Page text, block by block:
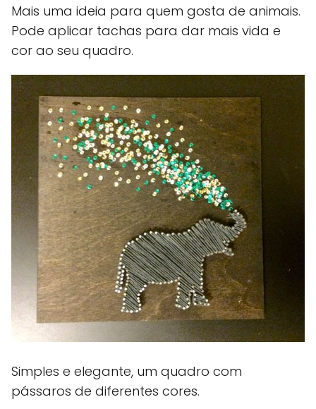
Mais uma ideia para quem gosta de animais.
Pode aplicar tachas para dar mais vida e
cor ao seu quadro.
Simples e elegante, um quadro com
pássaros de diferentes cores.